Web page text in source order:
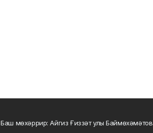
Баш мөхәррир: Айгиз Ғиззәт улы Баймөхәмәтов